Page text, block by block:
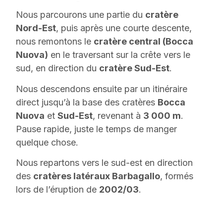
Nous parcourons une partie du cratère
Nord-Est, puis après une courte descente,
nous remontons le cratère central (Bocca
Nuova) en le traversant sur la crête vers le
sud, en direction du cratère Sud-Est.
Nous descendons ensuite par un itinéraire
direct jusqu’à la base des cratères Bocca
Nuova et Sud-Est, revenant à 3 000 m.
Pause rapide, juste le temps de manger
quelque chose.
Nous repartons vers le sud-est en direction
des cratères latéraux Barbagallo, formés
lors de l’éruption de 2002/03.